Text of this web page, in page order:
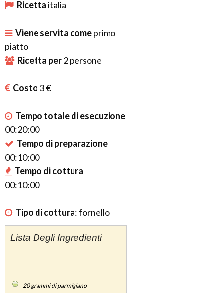
Ricettaitalia
Viene servita comeprimo
piatto
Ricetta per2persone
Costo 3 €
Tempo totale di esecuzione
00:20:00
Tempo di preparazione
00:10:00
Tempo di cottura
00:10:00
Tipo di cottura:fornello
Lista Degli Ingredienti
20grammi di parmigiano